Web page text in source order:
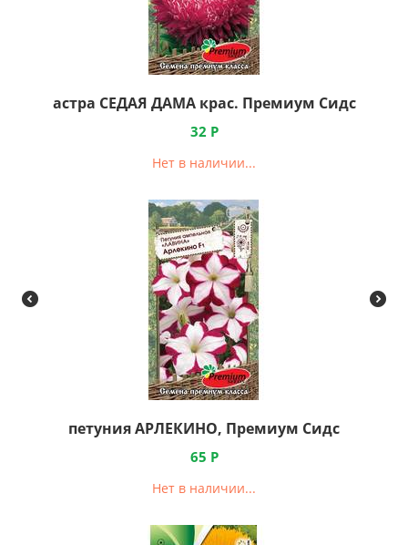
астра СЕДАЯ ДАМА крас. Премиум Сидс
32 Р
Нет в наличии...
петуния АРЛЕКИНО, Премиум Сидс
65 Р
Нет в наличии...